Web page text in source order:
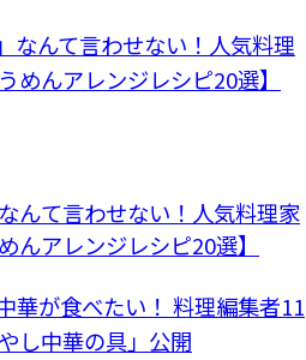
んて言わせない！人気料理家
んアレンジレシピ20選】